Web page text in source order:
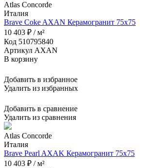
Atlas Concorde
Италия
Brave Coke AXAN Керамогранит 75x75
10 403 ₽ / м²
Код 510795840
Артикул AXAN
В корзину
Добавить в избранное
Удалить из избранных
Добавить в сравнение
Удалить из сравнения
Atlas Concorde
Италия
Brave Pearl AXAK Керамогранит 75x75
10 403 ₽ / м²